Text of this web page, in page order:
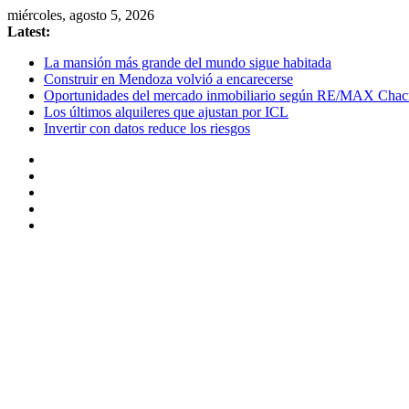
Skip
to
miércoles, agosto 5, 2026
Latest:
La mansión más grande del mundo sigue habitada
Construir en Mendoza volvió a encarecerse
Oportunidades del mercado inmobiliario según RE/MAX
Los últimos alquileres que ajustan por ICL
Invertir con datos reduce los riesgos